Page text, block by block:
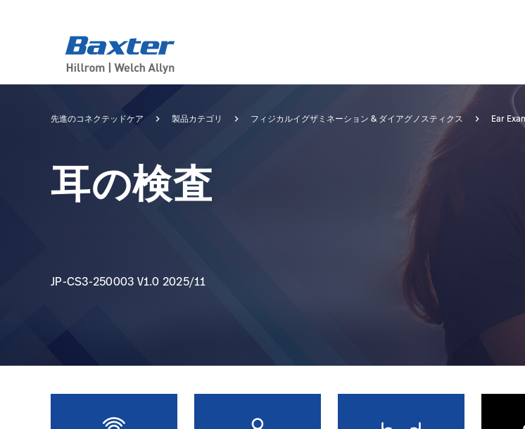
先進のコネクテッドケア 製品カテゴリ フィジカルイグザミネーション & ダイアグノスティクス Ear
耳の検査
JP-CS3-250003 V1.0 2025/11